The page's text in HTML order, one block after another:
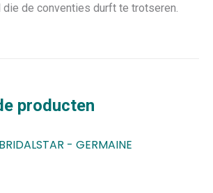
die de conventies durft te trotseren.
producten
BRIDALSTAR - GERMAINE